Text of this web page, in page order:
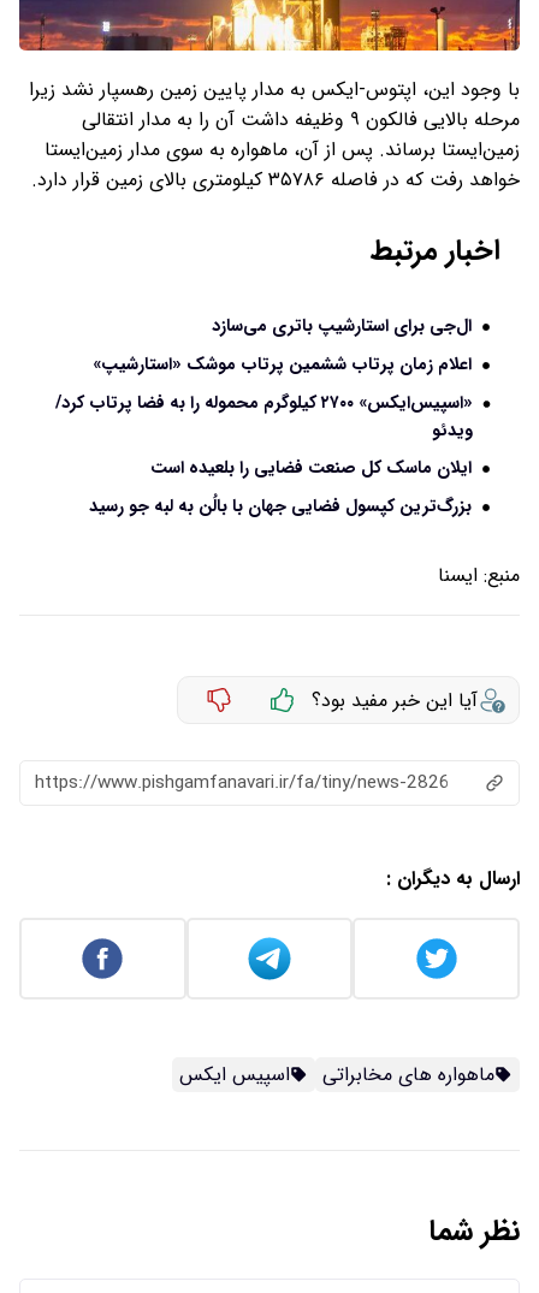
با وجود این، اپتوس-ایکس به مدار پایین زمین رهسپار نشد زیرا
مرحله بالایی فالکون ۹ وظیفه داشت آن را به مدار انتقالی
زمین‌ایستا برساند. پس از آن، ماهواره به سوی مدار زمین‌ایستا
خواهد رفت که در فاصله ۳۵۷۸۶ کیلومتری بالای زمین قرار دارد.
اخبار مرتبط
ال‌جی برای استارشیپ باتری می‌سازد
اعلام زمان پرتاب ششمین پرتاب موشک «استارشیپ»
«اسپیس‌ایکس» ۲۷۰۰ کیلوگرم محموله را به فضا پرتاب کرد/
ویدئو
ایلان ماسک کل صنعت فضایی را بلعیده است
بزرگ‌ترین کپسول فضایی جهان با بالُن به لبه جو رسید
منبع: ایسنا
آیا این خبر مفید بود؟
https://www.pishgamfanavari.ir/fa/tiny/news-2826
ارسال به دیگران :
ماهواره های مخابراتی اسپیس ایکس
نظر شما